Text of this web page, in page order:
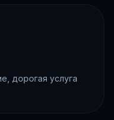
дорогая услуга